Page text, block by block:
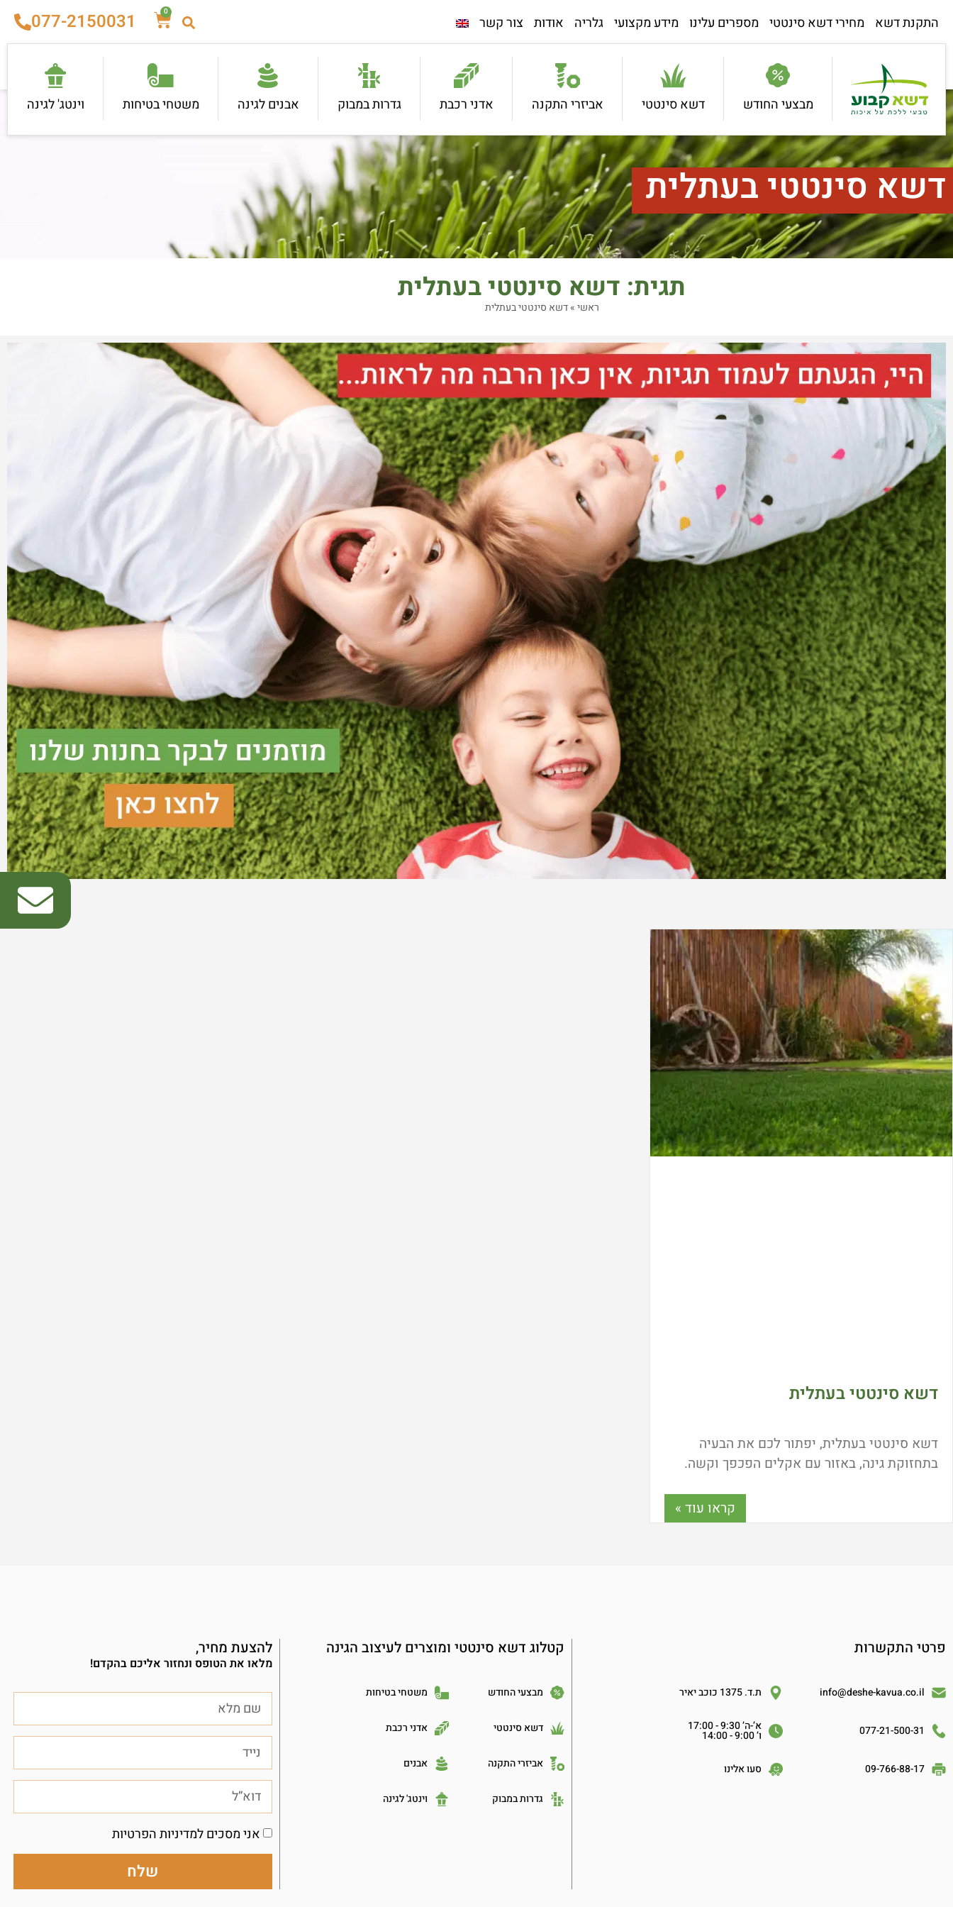
התקנת דשא מחירי דשא סינטטי מספרים עלינו מידע מקצועי גלריה אודות צור קשר
0
077-2150031
מבצעי החודש דשא סינטטי אביזרי התקנה אדני רכבת גדרות במבוק אבנים לגינה משטחי בטיחות וינטג' לגינה
דשא סינטטי בעתלית
תגית: דשא סינטטי בעתלית
ראשי»דשא סינטטי בעתלית
דשא סינטטי בעתלית
דשא סינטטי בעתלית, יפתור לכם את הבעיה
בתחזוקת גינה, באזור עם אקלים הפכפך וקשה.
לאחד מהטרנדים החמים בתחום אדריכלות הנוף.
רוצים לעבור לדשא סינטטי? כל המידע כאן.
קראו עוד »
פרטי התקשרות
info@deshe-kavua.co.il ת.ד. 1375 כוכב יאיר
077-21-500-31 א’-ה’ 9:30 - 17:00
ו’ 9:00 - 14:00
09-766-88-17 סעו אלינו
קטלוג דשא סינטטי ומוצרים לעיצוב הגינה
מבצעי החודש משטחי בטיחות
דשא סינטטי אדני רכבת
אביזרי התקנה אבנים
גדרות במבוק וינטג' לגינה
להצעת מחיר,
מלאו את הטופס ונחזור אליכם בהקדם!
אני מסכים למדיניות הפרטיות
שלח